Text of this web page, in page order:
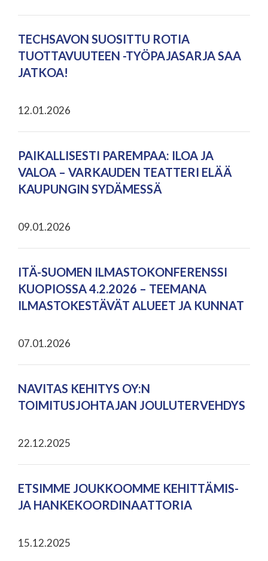
TECHSAVON SUOSITTU ROTIA
TUOTTAVUUTEEN -TYÖPAJASARJA SAA
JATKOA!
12.01.2026
PAIKALLISESTI PAREMPAA: ILOA JA
VALOA – VARKAUDEN TEATTERI ELÄÄ
KAUPUNGIN SYDÄMESSÄ
09.01.2026
ITÄ-SUOMEN ILMASTOKONFERENSSI
KUOPIOSSA 4.2.2026 – TEEMANA
ILMASTOKESTÄVÄT ALUEET JA KUNNAT
07.01.2026
NAVITAS KEHITYS OY:N
TOIMITUSJOHTAJAN JOULUTERVEHDYS
22.12.2025
ETSIMME JOUKKOOMME KEHITTÄMIS-
JA HANKEKOORDINAATTORIA
15.12.2025